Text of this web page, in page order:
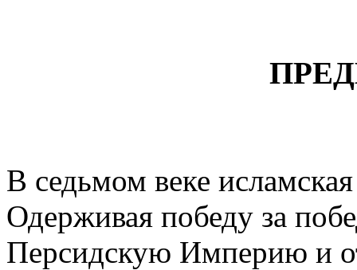
В седьмом веке
Одерживая победу за
Персидскую Империю и